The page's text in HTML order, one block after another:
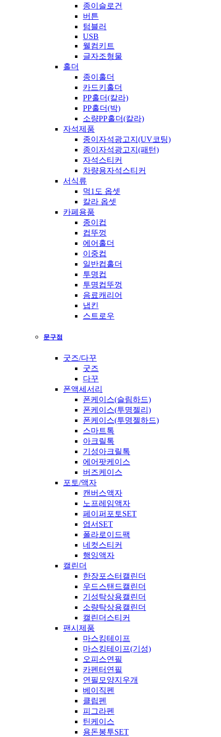
종이슬로건
버튼
텀블러
USB
웰컴키트
글자조형물
홀더
종이홀더
카드키홀더
PP홀더(칼라)
PP홀더(박)
소량PP홀더(칼라)
자석제품
종이자석광고지(UV코팅)
종이자석광고지(패턴)
자석스티커
차량용자석스티커
서식류
먹1도 옵셋
칼라 옵셋
카페용품
종이컵
컵뚜껑
에어홀더
이중컵
일반컵홀더
투명컵
투명컵뚜껑
음료캐리어
냅킨
스트로우
문구점
굿즈/다꾸
굿즈
다꾸
폰액세서리
폰케이스(슬림하드)
폰케이스(투명젤리)
폰케이스(투명젤하드)
스마트톡
아크릴톡
기성아크릴톡
에어팟케이스
버즈케이스
포토/액자
캔버스액자
노프레임액자
페이퍼포토SET
엽서SET
폴라로이드팩
네컷스티커
행잉액자
캘린더
한장포스터캘린더
우드스탠드캘린더
기성탁상용캘린더
소량탁상용캘린더
캘린더스티커
팬시제품
마스킹테이프
마스킹테이프(기성)
오피스연필
카펜터연필
연필모양지우개
베이직펜
클립펜
피그라펜
틴케이스
용돈봉투SET